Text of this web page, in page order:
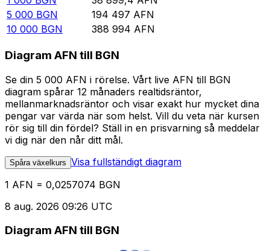
5 000 BGN 194 497 AFN
10 000 BGN 388 994 AFN
Diagram AFN till BGN
Se din 5 000 AFN i rörelse. Vårt live AFN till BGN
diagram spårar 12 månaders realtidsräntor,
mellanmarknadsräntor och visar exakt hur mycket dina
pengar var värda när som helst. Vill du veta när kursen
rör sig till din fördel? Ställ in en prisvarning så meddelar
vi dig när den når ditt mål.
Spåra växelkurs Visa fullständigt diagram
1 AFN = 0,0257074 BGN
8 aug. 2026 09:26 UTC
Diagram AFN till BGN